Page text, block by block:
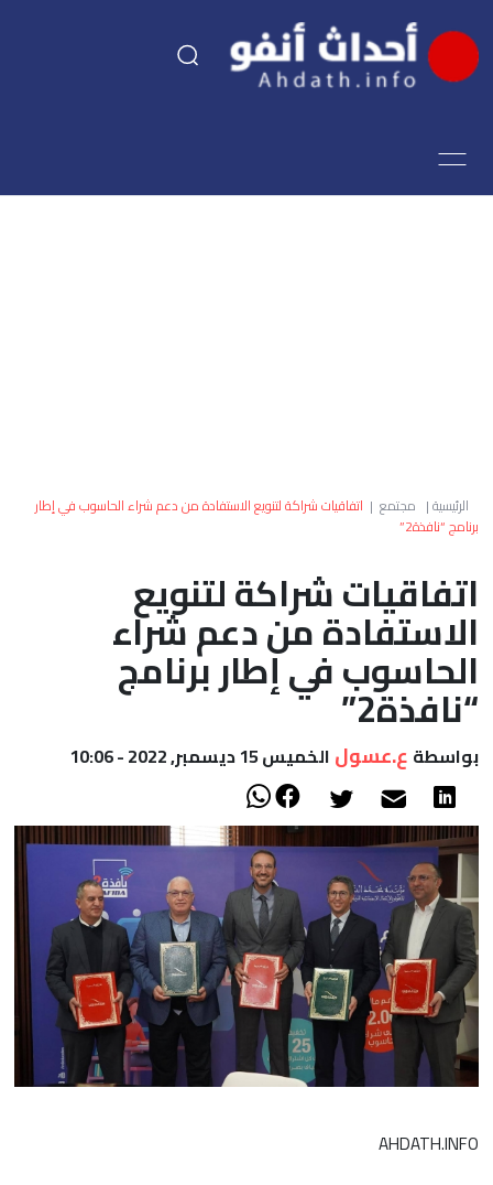
اقتصاد
العالم
الصحراء
الرئيسية| مجتمع | اتفاقيات شراكة لتنويع الاستفادة من دعم شراء الحاسوب في إطار
برنامج “نافذة2”
اتفاقيات شراكة لتنويع
الاستفادة من دعم شراء
الحاسوب في إطار برنامج
“نافذة2”
بواسطة ع.عسول الخميس 15 ديسمبر, 2022 - 10:06
AHDATH.INFO